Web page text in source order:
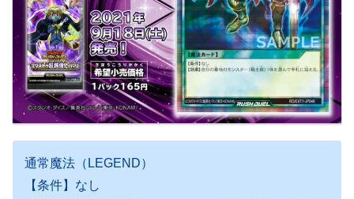
通常魔法（LEGEND）
【条件】なし